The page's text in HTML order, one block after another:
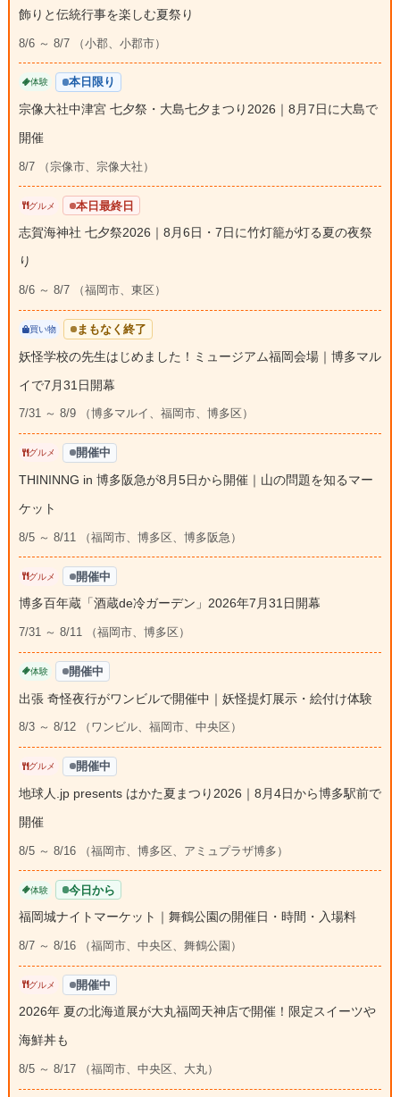
飾りと伝統行事を楽しむ夏祭り
8/6 ～ 8/7 （小郡、小郡市）
体験 本日限り
宗像大社中津宮 七夕祭・大島七夕まつり2026｜8月7日に大島で
開催
8/7 （宗像市、宗像大社）
グルメ 本日最終日
志賀海神社 七夕祭2026｜8月6日・7日に竹灯籠が灯る夏の夜祭
り
8/6 ～ 8/7 （福岡市、東区）
買い物 まもなく終了
妖怪学校の先生はじめました！ミュージアム福岡会場｜博多マル
イで7月31日開幕
7/31 ～ 8/9 （博多マルイ、福岡市、博多区）
グルメ 開催中
THININNG in 博多阪急が8月5日から開催｜山の問題を知るマー
ケット
8/5 ～ 8/11 （福岡市、博多区、博多阪急）
グルメ 開催中
博多百年蔵「酒蔵de冷ガーデン」2026年7月31日開幕
7/31 ～ 8/11 （福岡市、博多区）
体験 開催中
出張 奇怪夜行がワンビルで開催中｜妖怪提灯展示・絵付け体験
8/3 ～ 8/12 （ワンビル、福岡市、中央区）
グルメ 開催中
地球人.jp presents はかた夏まつり2026｜8月4日から博多駅前で
開催
8/5 ～ 8/16 （福岡市、博多区、アミュプラザ博多）
体験 今日から
福岡城ナイトマーケット｜舞鶴公園の開催日・時間・入場料
8/7 ～ 8/16 （福岡市、中央区、舞鶴公園）
グルメ 開催中
2026年 夏の北海道展が大丸福岡天神店で開催！限定スイーツや
海鮮丼も
8/5 ～ 8/17 （福岡市、中央区、大丸）